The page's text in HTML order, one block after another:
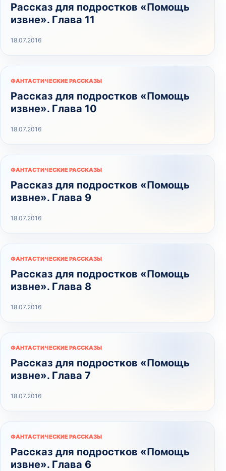
Рассказ для подростков «Помощь
извне». Глава 11
18.07.2016
ФАНТАСТИЧЕСКИЕ РАССКАЗЫ
Рассказ для подростков «Помощь
извне». Глава 10
18.07.2016
ФАНТАСТИЧЕСКИЕ РАССКАЗЫ
Рассказ для подростков «Помощь
извне». Глава 9
18.07.2016
ФАНТАСТИЧЕСКИЕ РАССКАЗЫ
Рассказ для подростков «Помощь
извне». Глава 8
18.07.2016
ФАНТАСТИЧЕСКИЕ РАССКАЗЫ
Рассказ для подростков «Помощь
извне». Глава 7
18.07.2016
ФАНТАСТИЧЕСКИЕ РАССКАЗЫ
Рассказ для подростков «Помощь
извне». Глава 6